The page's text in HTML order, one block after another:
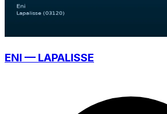
ENI — LAPALISSE